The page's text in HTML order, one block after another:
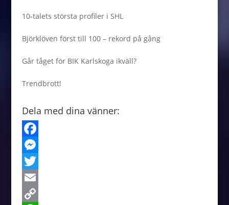
10-talets största profiler i SHL
Björklöven först till 100 – rekord på gång
Går tåget för BIK Karlskoga ikväll?
Trendbrott!
Dela med dina vänner:
F
a
c
e
M
e
s
T
w
E